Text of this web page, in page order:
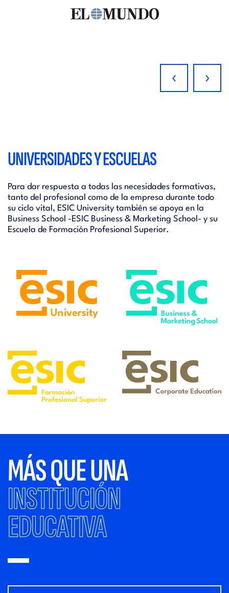
‹ ›
UNIVERSIDADES Y ESCUELAS
Para dar respuesta a todas las necesidades formativas,
tanto del profesional como de la empresa durante todo
su ciclo vital, ESIC University también se apoya en la
Business School -ESIC Business & Marketing School- y su
Escuela de Formación Profesional Superior.
MÁS QUE UNA
INSTITUCIÓN
EDUCATIVA